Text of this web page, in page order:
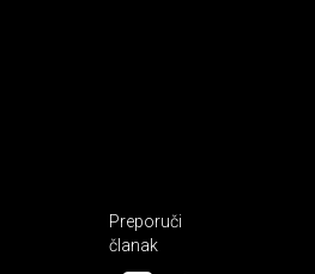
Preporuči
članak